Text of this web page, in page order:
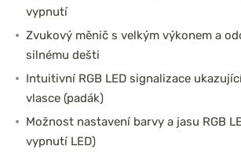
vypnutí
Zvukový měnič s velkým výkonem a
silnému dešti
Intuitivní RGB LED signalizace
vlasce (padák)
Možnost nastavení barvy a jasu RGB
vypnutí LED)